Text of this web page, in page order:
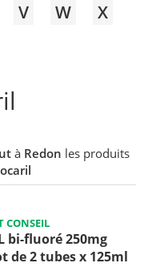
V W
X
à Redon les produits
CONSEIL
bi-fluoré 250mg
de 2 tubes x 125ml